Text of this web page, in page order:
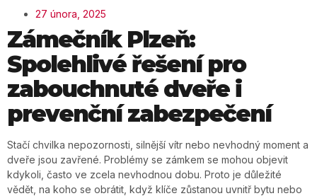
27 února, 2025
Zámečník Plzeň:
Spolehlivé řešení pro
zabouchnuté dveře i
prevenční zabezpečení
Stačí chvilka nepozornosti, silnější vítr nebo nevhodný moment a
dveře jsou zavřené. Problémy se zámkem se mohou objevit
kdykoli, často ve zcela nevhodnou dobu. Proto je důležité
vědět, na koho se obrátit, když klíče zůstanou uvnitř bytu nebo